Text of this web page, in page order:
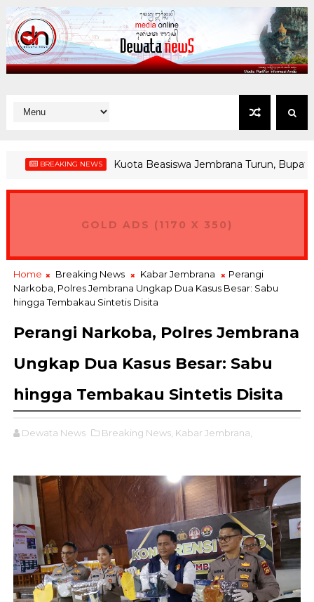
BREAKING NEWS Kuota Beasiswa Jembrana Turun, Bupati
GOLD ADS (1170 X 350)
Home Breaking News Kabar Jembrana
Perangi
Narkoba, Polres Jembrana Ungkap Dua Kasus Besar: Sabu
hingga Tembakau Sintetis Disita
Perangi Narkoba, Polres Jembrana
Ungkap Dua Kasus Besar: Sabu
hingga Tembakau Sintetis Disita
Dewata News Breaking News, Kabar Jembrana,